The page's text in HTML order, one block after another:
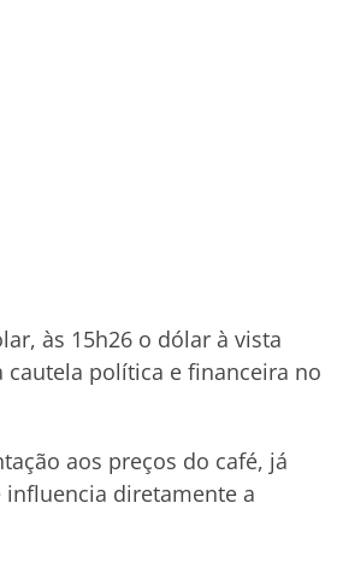
às 15h26 o dólar à vista
cautela política e financeira no
aos preços do café, já
diretamente a